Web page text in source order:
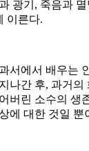
광기 , 죽음과
이른다.
서에서 배우는
나간 후, 과거의
버린 소수의 생
에 대한 것일 뿐